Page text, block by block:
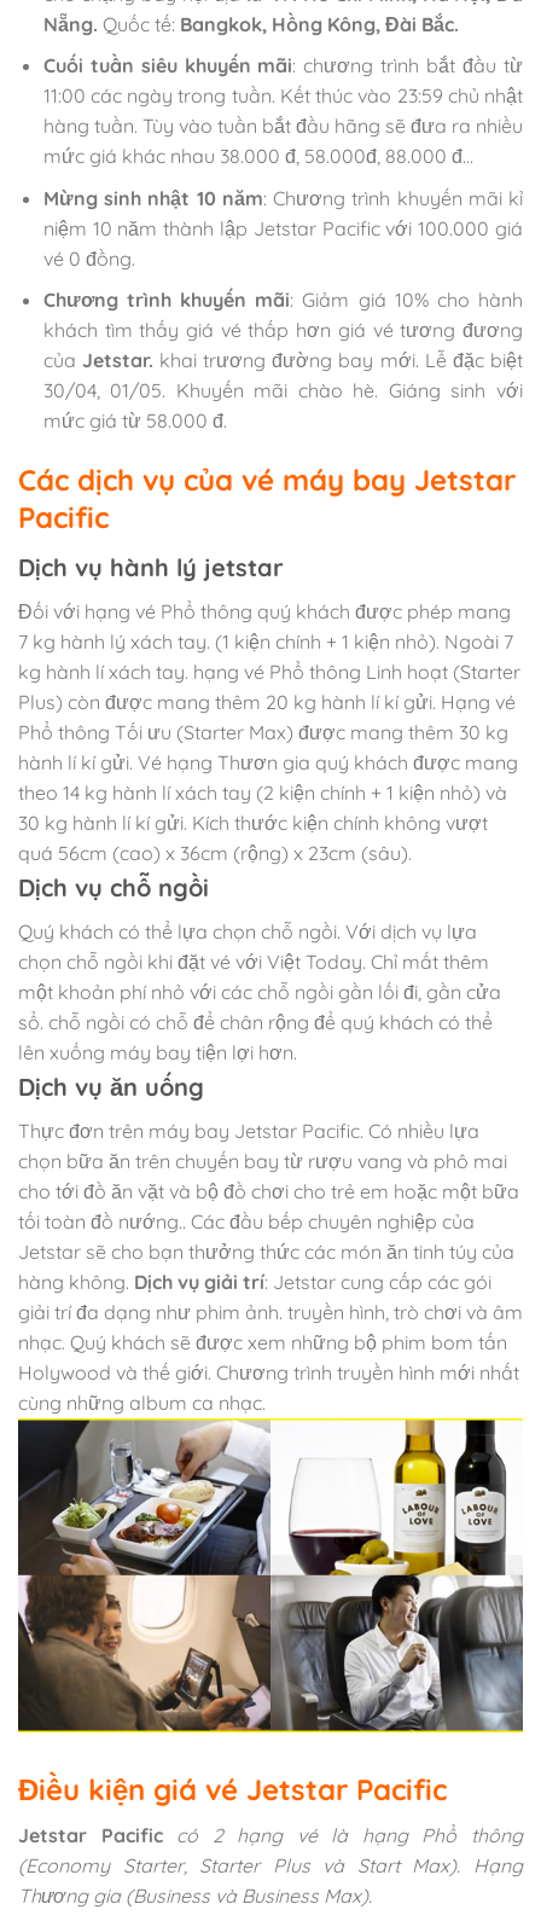
Nẵng. Quốc tế: Bangkok, Hồng Kông, Đài Bắc.
Cuối tuần siêu khuyến mãi: chương trình bắt đầu từ
11:00 các ngày trong tuần. Kết thúc vào 23:59 chủ nhật
hàng tuần. Tùy vào tuần bắt đầu hãng sẽ đưa ra nhiều
mức giá khác nhau 38.000 đ, 58.000đ, 88.000 đ…
Mừng sinh nhật 10 năm: Chương trình khuyến mãi kỉ
niệm 10 năm thành lập Jetstar Pacific với 100.000 giá
vé 0 đồng.
Chương trình khuyến mãi: Giảm giá 10% cho hành
khách tìm thấy giá vé thấp hơn giá vé tương đương
của Jetstar. khai trương đường bay mới. Lễ đặc biệt
30/04, 01/05. Khuyến mãi chào hè. Giáng sinh với
mức giá từ 58.000 đ.
Các dịch vụ của vé máy bay Jetstar
Pacific
Dịch vụ hành lý jetstar
Đối với hạng vé Phổ thông quý khách được phép mang
7 kg hành lý xách tay. (1 kiện chính + 1 kiện nhỏ). Ngoài 7
kg hành lí xách tay. hạng vé Phổ thông Linh hoạt (Starter
Plus) còn được mang thêm 20 kg hành lí kí gửi. Hạng vé
Phổ thông Tối ưu (Starter Max) được mang thêm 30 kg
hành lí kí gửi. Vé hạng Thươn gia quý khách được mang
theo 14 kg hành lí xách tay (2 kiện chính + 1 kiện nhỏ) và
30 kg hành lí kí gửi. Kích thước kiện chính không vượt
quá 56cm (cao) x 36cm (rộng) x 23cm (sâu).
Dịch vụ chỗ ngồi
Quý khách có thể lựa chọn chỗ ngồi. Với dịch vụ lựa
chọn chỗ ngồi khi đặt vé với Việt Today. Chỉ mất thêm
một khoản phí nhỏ với các chỗ ngồi gần lối đi, gần cửa
sổ. chỗ ngồi có chỗ để chân rộng để quý khách có thể
lên xuống máy bay tiện lợi hơn.
Dịch vụ ăn uống
Thực đơn trên máy bay Jetstar Pacific. Có nhiều lựa
chọn bữa ăn trên chuyến bay từ rượu vang và phô mai
cho tới đồ ăn vặt và bộ đồ chơi cho trẻ em hoặc một bữa
tối toàn đồ nướng.. Các đầu bếp chuyên nghiệp của
Jetstar sẽ cho bạn thưởng thức các món ăn tinh túy của
hàng không. Dịch vụ giải trí: Jetstar cung cấp các gói
giải trí đa dạng như phim ảnh. truyền hình, trò chơi và âm
nhạc. Quý khách sẽ được xem những bộ phim bom tấn
Holywood và thế giới. Chương trình truyền hình mới nhất
cùng những album ca nhạc.
Điều kiện giá vé Jetstar Pacific
Jetstar Pacificcó 2 hạng vé là hạng Phổ thông
(Economy Starter, Starter Plus và Start Max). Hạng
Thương gia (Business và Business Max).